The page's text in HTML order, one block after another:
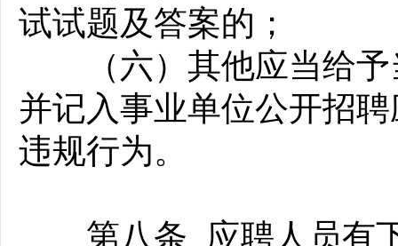
试试题及答案的；
（六）其他应当给予
并记入事业单位公开招
违规行为。
第八条 应聘人员有下